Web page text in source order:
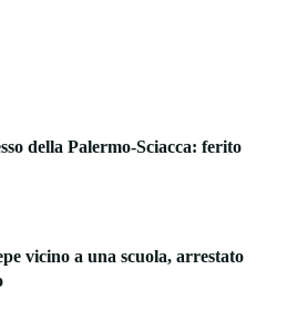
della Palermo-Sciacca: ferito
vicino a una scuola, arrestato